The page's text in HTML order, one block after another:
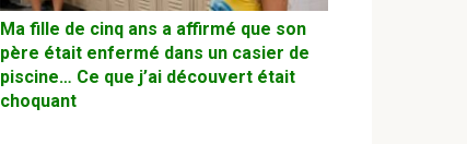
Ma fille de cinq ans a affirmé que son
père était enfermé dans un casier de
piscine… Ce que j’ai découvert était
choquant